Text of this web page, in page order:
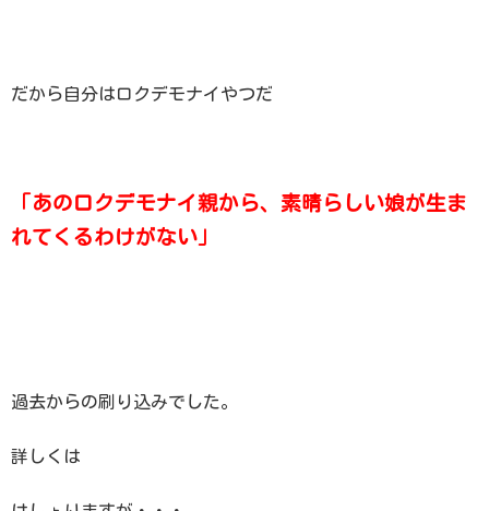
だから自分はロクデモナイやつだ
「あのロクデモナイ親から、素晴らしい娘が生ま
れてくるわけがない」
過去からの刷り込みでした。
詳しくは